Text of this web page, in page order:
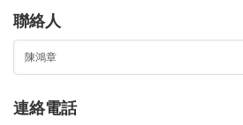
聯絡人
連絡電話